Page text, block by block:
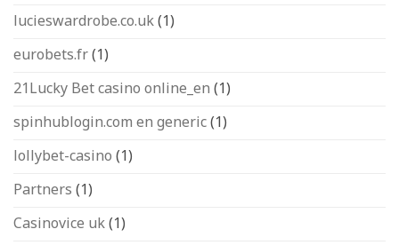
lucieswardrobe.co.uk(1)
eurobets.fr(1)
21Lucky Bet casino online_en (1)
spinhublogin.com en generic(1)
lollybet-casino (1)
Partners (1)
Casinovice uk(1)